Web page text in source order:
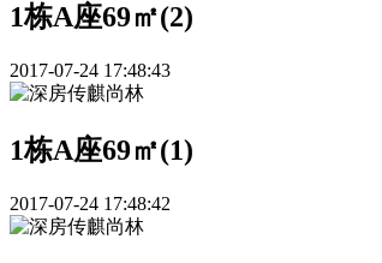
1栋A座69㎡(2)
2017-07-24 17:48:43
1栋A座69㎡(1)
2017-07-24 17:48:42